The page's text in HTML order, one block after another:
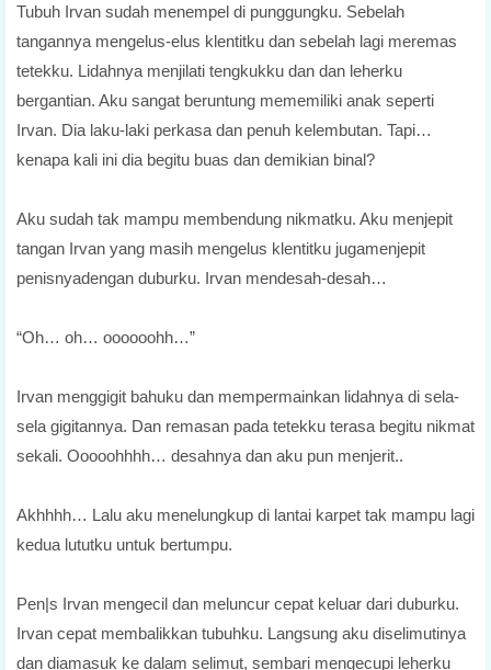
Tubuh Irvan sudah menempel di punggungku. Sebelah
tangannya mengelus-elus klentitku dan sebelah lagi meremas
tetekku. Lidahnya menjilati tengkukku dan dan leherku
bergantian. Aku sangat beruntung mememiliki anak seperti
Irvan. Dia laku-laki perkasa dan penuh kelembutan. Tapi…
kenapa kali ini dia begitu buas dan demikian binal?
Aku sudah tak mampu membendung nikmatku. Aku menjepit
tangan Irvan yang masih mengelus klentitku jugamenjepit
penisnyadengan duburku. Irvan mendesah-desah…
“Oh… oh… oooooohh…”
Irvan menggigit bahuku dan mempermainkan lidahnya di sela-
sela gigitannya. Dan remasan pada tetekku terasa begitu nikmat
sekali. Ooooohhhh… desahnya dan aku pun menjerit..
Akhhhh… Lalu aku menelungkup di lantai karpet tak mampu lagi
kedua lututku untuk bertumpu.
Pen|s Irvan mengecil dan meluncur cepat keluar dari duburku.
Irvan cepat membalikkan tubuhku. Langsung aku diselimutinya
dan diamasuk ke dalam selimut, sembari mengecupi leherku